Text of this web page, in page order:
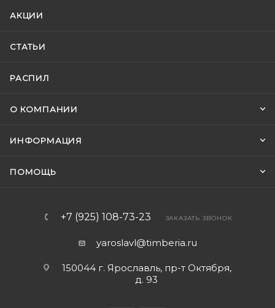
АКЦИИ
СТАТЬИ
РАСПИЛ
О КОМПАНИИ
ИНФОРМАЦИЯ
ПОМОЩЬ
+7 (925) 108-73-23 ЗАКАЗАТЬ ЗВОНОК
yaroslavl@timberia.ru
150044 г. Ярославль, пр-т Октября,
д. 93